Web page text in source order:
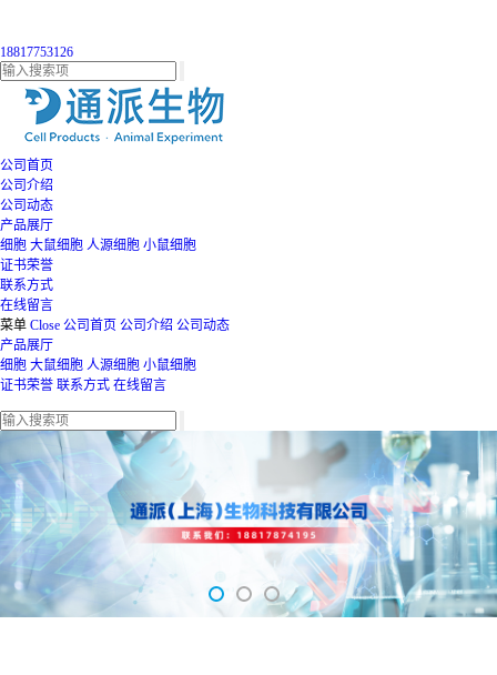
18817753126
公司首页
公司介绍
公司动态
产品展厅
细胞 大鼠细胞 人源细胞 小鼠细胞
证书荣誉
联系方式
在线留言
菜单 Close 公司首页 公司介绍 公司动态
产品展厅
细胞 大鼠细胞 人源细胞 小鼠细胞
证书荣誉 联系方式 在线留言